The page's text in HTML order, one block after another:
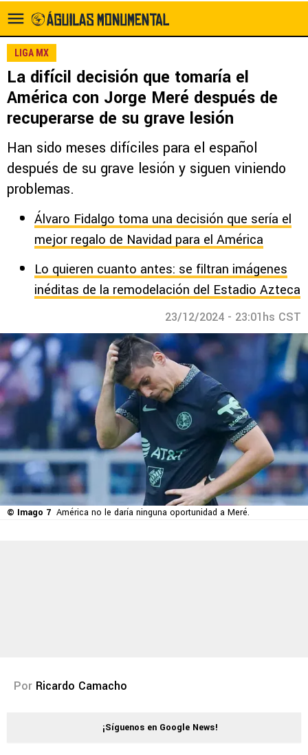
LIGA MX
La difícil decisión que tomaría el
América con Jorge Meré después de
recuperarse de su grave lesión
Han sido meses difíciles para el español
después de su grave lesión y siguen viniendo
problemas.
Álvaro Fidalgo toma una decisión que sería el
mejor regalo de Navidad para el América
Lo quieren cuanto antes: se filtran imágenes
inéditas de la remodelación del Estadio Azteca
23/12/2024 - 23:01hs CST
© Imago 7 América no le daría ninguna oportunidad a Meré.
Por Ricardo Camacho
¡Síguenos en Google News!